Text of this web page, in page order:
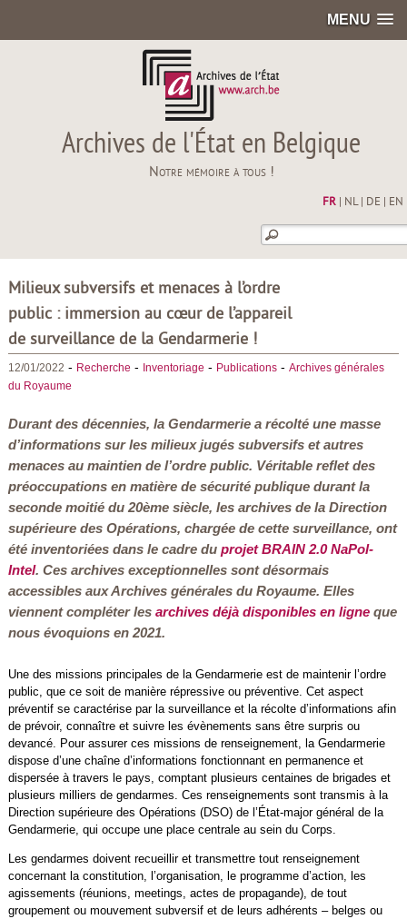
MENU
Archives de l'État en Belgique
Notre mémoire à tous !
FR| NL| DE EN
Milieux subversifs et menaces à l’ordre
public : immersion au cœur de l’appareil
de surveillance de la Gendarmerie !
12/01/2022 - Recherche - Inventoriage - Publications- Archives générales
du Royaume
Durant des décennies, la Gendarmerie a récolté une masse
d’informations sur les milieux jugés subversifs et autres
menaces au maintien de l’ordre public. Véritable reflet des
préoccupations en matière de sécurité publique durant la
seconde moitié du 20ème siècle, les archives de la Direction
supérieure des Opérations, chargée de cette surveillance, ont
été inventoriées dans le cadre du projet BRAIN 2.0 NaPol-
Intel. Ces archives exceptionnelles sont désormais
accessibles aux Archives générales du Royaume. Elles
viennent compléter les archives déjà disponibles en ligneque
nous évoquions en 2021.
Une des missions principales de la Gendarmerie est de maintenir l’ordre
public, que ce soit de manière répressive ou préventive. Cet aspect
préventif se caractérise par la surveillance et la récolte d’informations afin
de prévoir, connaître et suivre les évènements sans être surpris ou
devancé. Pour assurer ces missions de renseignement, la Gendarmerie
dispose d’une chaîne d’informations fonctionnant en permanence et
dispersée à travers le pays, comptant plusieurs centaines de brigades et
plusieurs milliers de gendarmes. Ces renseignements sont transmis à la
Direction supérieure des Opérations (DSO) de l’État-major général de la
Gendarmerie, qui occupe une place centrale au sein du Corps.
Les gendarmes doivent recueillir et transmettre tout renseignement
concernant la constitution, l’organisation, le programme d’action, les
agissements (réunions, meetings, actes de propagande), de tout
groupement ou mouvement subversif et de leurs adhérents – belges ou